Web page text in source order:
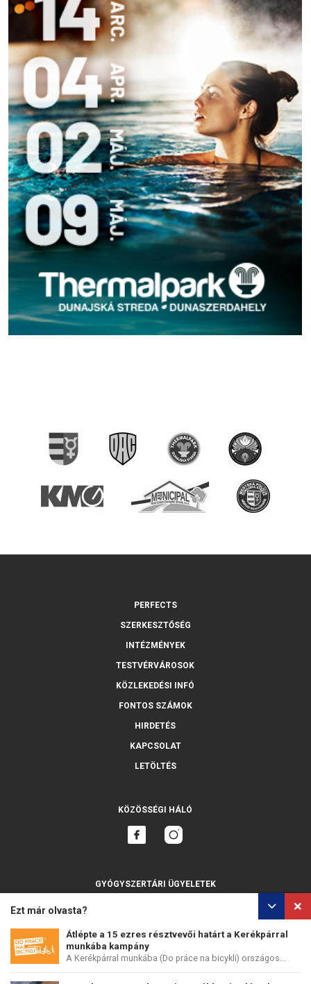
Ezt már olvasta?
Átlépte a 15 ezres résztvevői határt a Kerékpárral
munkába kampány
A Kerékpárral munkába (Do práce na bicykli) országos...
PERFECTS
SZERKESZTŐSÉG
INTÉZMÉNYEK
TESTVÉRVÁROSOK
KÖZLEKEDÉSI INFÓ
FONTOS SZÁMOK
HIRDETÉS
KAPCSOLAT
LETÖLTÉS
KÖZÖSSÉGI HÁLÓ
GYÓGYSZERTÁRI ÜGYELETEK
SZEMÉLYES ADATOK VÉDELME SÜTIK HASZNÁLATA